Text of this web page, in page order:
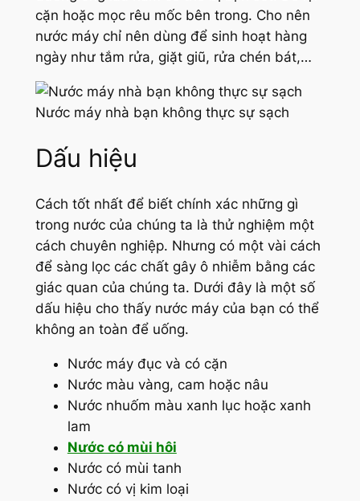
cặn hoặc mọc rêu mốc bên trong. Cho nên
nước máy chỉ nên dùng để sinh hoạt hàng
ngày như tắm rửa, giặt giũ, rửa chén bát,…
Nước máy nhà bạn không thực sự sạch
Dấu hiệu
Cách tốt nhất để biết chính xác những gì
trong nước của chúng ta là thử nghiệm một
cách chuyên nghiệp. Nhưng có một vài cách
để sàng lọc các chất gây ô nhiễm bằng các
giác quan của chúng ta. Dưới đây là một số
dấu hiệu cho thấy nước máy của bạn có thể
không an toàn để uống.
Nước máy đục và có cặn
Nước màu vàng, cam hoặc nâu
Nước nhuốm màu xanh lục hoặc xanh
lam
Nước có mùi hôi
Nước có mùi tanh
Nước có vị kim loại